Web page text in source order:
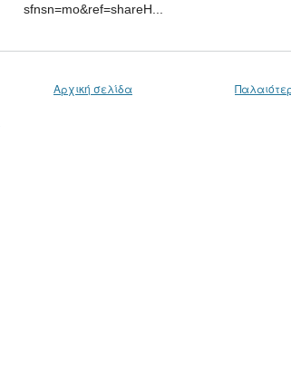
sfnsn=mo&ref=shareΗ...
Αρχική σελίδα